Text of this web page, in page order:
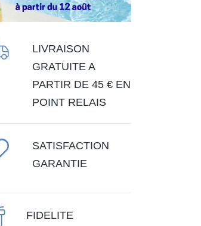
LIVRAISON
GRATUITE A
PARTIR DE 45 € EN
POINT RELAIS
SATISFACTION
GARANTIE
FIDELITE